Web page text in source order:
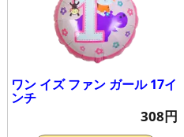
ワン イズ ファン ガール 17イ
ンチ
308円